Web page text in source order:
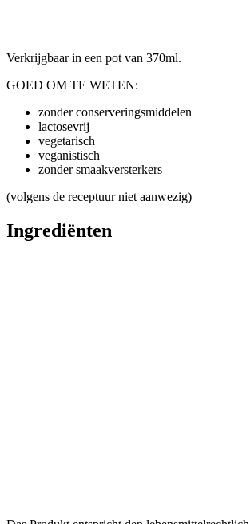
Verkrijgbaar in een pot van 370ml.
GOED OM TE WETEN:
zonder conserveringsmiddelen
lactosevrij
vegetarisch
veganistisch
zonder smaakversterkers
(volgens de receptuur niet aanwezig)
Ingrediënten